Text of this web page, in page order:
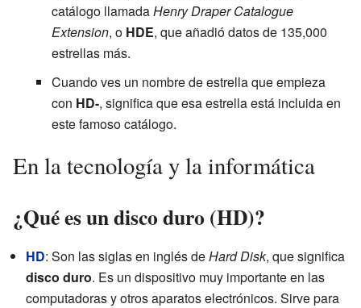
catálogo llamadaHenry Draper Catalogue
Extension, o HDE, que añadió datos de 135,000
estrellas más.
Cuando ves un nombre de estrella que empieza
con HD-, significa que esa estrella está incluida en
este famoso catálogo.
En la tecnología y la informática
¿Qué es un disco duro (HD)?
HD: Son las siglas en inglés deHard Disk, que significa
disco duro. Es un dispositivo muy importante en las
computadoras y otros aparatos electrónicos. Sirve para